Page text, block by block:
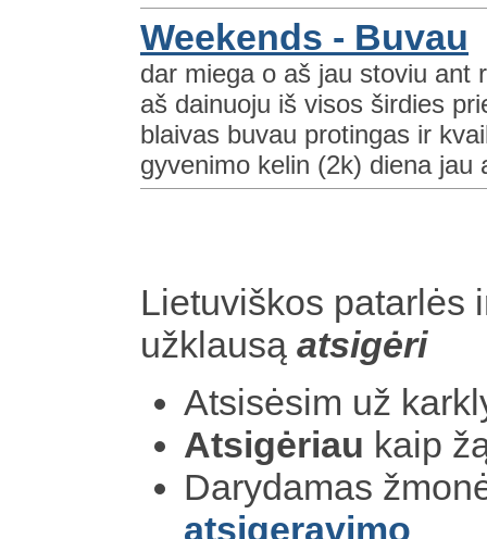
Weekends - Buvau
dar miega o aš jau stoviu ant
aš dainuoju iš visos širdies
blaivas buvau protingas ir
gyvenimo kelin (2k) diena jau
Lietuviškos patarlės
užklausą atsigėri
Atsisėsim už
Atsigėriau kaip
Darydamas
atsigeravimo